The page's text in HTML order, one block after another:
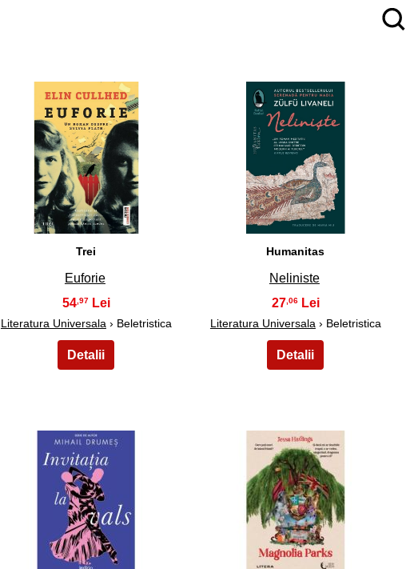
4
Trei
Euforie
54,97
Literatura Universala › Beletristica
5
Humanitas
Neliniste
27,06
Literatura Universala › Beletristica
9 10